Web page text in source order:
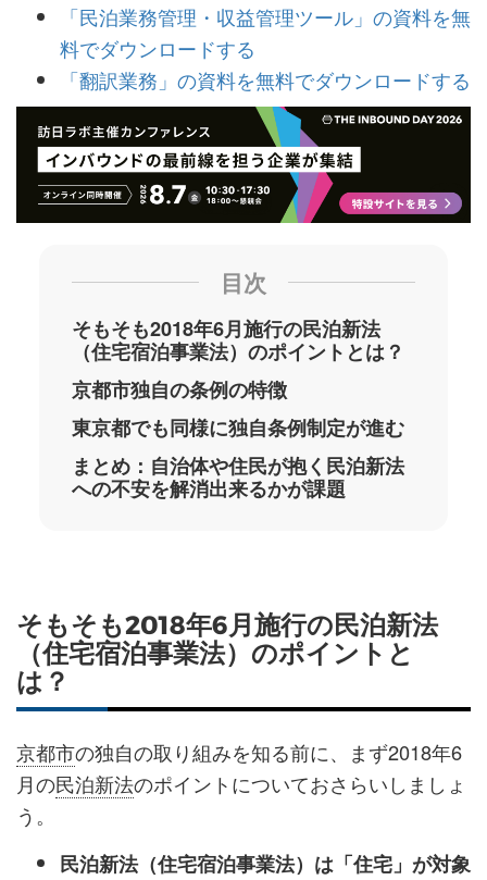
「民泊業務管理・収益管理ツール」の資料を無
料でダウンロードする
「翻訳業務」の資料を無料でダウンロードする
目次
そもそも2018年6月施行の民泊新法
（住宅宿泊事業法）のポイントとは？
京都市独自の条例の特徴
東京都でも同様に独自条例制定が進む
まとめ：自治体や住民が抱く民泊新法
への不安を解消出来るかが課題
そもそも2018年6月施行の民泊新法
（住宅宿泊事業法）のポイントと
は？
京都市の独自の取り組みを知る前に、まず2018年6
月の民泊新法のポイントについておさらいしましょ
う。
民泊新法（住宅宿泊事業法）は「住宅」が対象